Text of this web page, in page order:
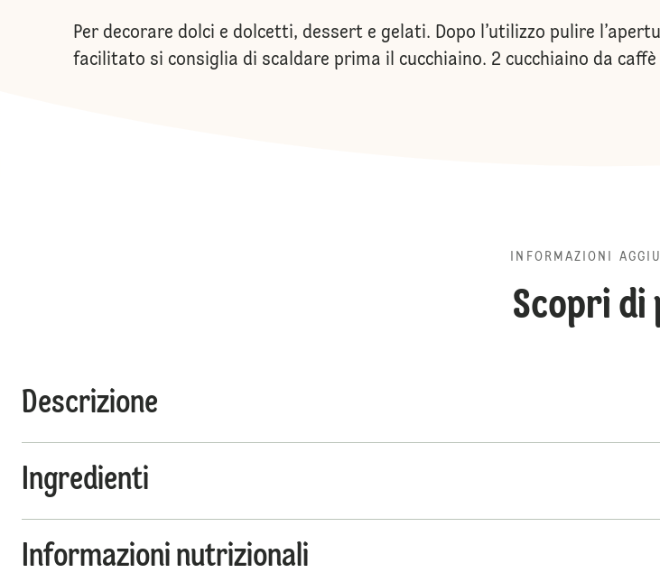
Per decorare dolci e dolcetti, dessert e gelati. Dopo l’utilizzo pulire
facilitato si consiglia di scaldare prima il cucchiaino. 2 cucchiaino da
INFORMAZIONI
Scopri di
Descrizione
Ingredienti
Informazioni nutrizionali